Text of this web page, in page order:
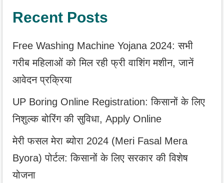
Recent Posts
Free Washing Machine Yojana 2024: सभी
गरीब महिलाओं को मिल रही फ्री वाशिंग मशीन, जानें
आवेदन प्रक्रिया
UP Boring Online Registration: किसानों के लिए
निशुल्क बोरिंग की सुविधा, Apply Online
मेरी फसल मेरा ब्योरा 2024 (Meri Fasal Mera
Byora) पोर्टल: किसानों के लिए सरकार की विशेष
योजना